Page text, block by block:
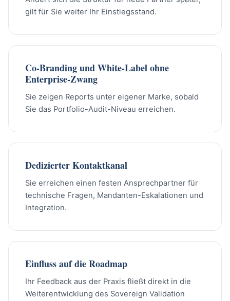
gilt für Sie weiter Ihr Einstiegsstand.
Co-Branding und White-Label ohne
Enterprise-Zwang
Sie zeigen Reports unter eigener Marke, sobald
Sie das Portfolio-Audit-Niveau erreichen.
Dedizierter Kontaktkanal
Sie erreichen einen festen Ansprechpartner für
technische Fragen, Mandanten-Eskalationen und
Integration.
Einfluss auf die Roadmap
Ihr Feedback aus der Praxis fließt direkt in die
Weiterentwicklung des Sovereign Validation